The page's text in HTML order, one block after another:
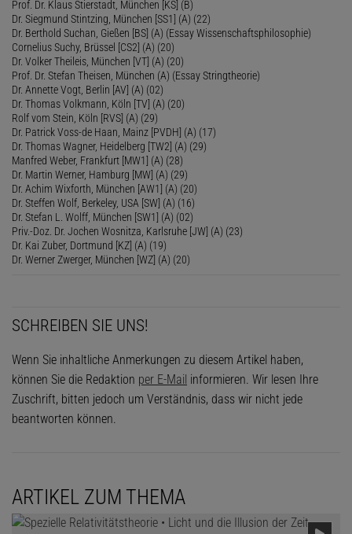
Prof. Dr. Klaus Stierstadt, München [KS] (B)
Dr. Siegmund Stintzing, München [SS1] (A) (22)
Dr. Berthold Suchan, Gießen [BS] (A) (Essay Wissenschaftsphilosophie)
Cornelius Suchy, Brüssel [CS2] (A) (20)
Dr. Volker Theileis, München [VT] (A) (20)
Prof. Dr. Stefan Theisen, München (A) (Essay Stringtheorie)
Dr. Annette Vogt, Berlin [AV] (A) (02)
Dr. Thomas Volkmann, Köln [TV] (A) (20)
Rolf vom Stein, Köln [RVS] (A) (29)
Dr. Patrick Voss-de Haan, Mainz [PVDH] (A) (17)
Dr. Thomas Wagner, Heidelberg [TW2] (A) (29)
Manfred Weber, Frankfurt [MW1] (A) (28)
Dr. Martin Werner, Hamburg [MW] (A) (29)
Dr. Achim Wixforth, München [AW1] (A) (20)
Dr. Steffen Wolf, Berkeley, USA [SW] (A) (16)
Dr. Stefan L. Wolff, München [SW1] (A) (02)
Priv.-Doz. Dr. Jochen Wosnitza, Karlsruhe [JW] (A) (23)
Dr. Kai Zuber, Dortmund [KZ] (A) (19)
Dr. Werner Zwerger, München [WZ] (A) (20)
SCHREIBEN SIE UNS!
Wenn Sie inhaltliche Anmerkungen zu diesem Artikel haben,
können Sie die Redaktion per E-Mail informieren. Wir lesen Ihre
Zuschrift, bitten jedoch um Verständnis, dass wir nicht jede
beantworten können.
ARTIKEL ZUM THEMA